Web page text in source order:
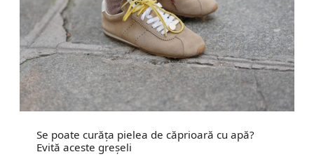
Se poate curăța pielea de căprioară cu apă?
Evită aceste greșeli